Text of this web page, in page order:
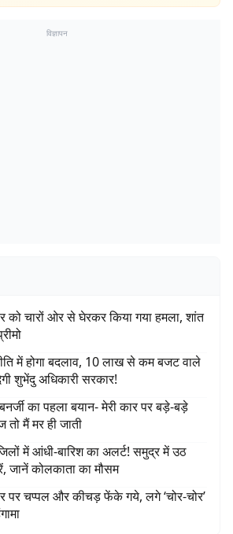
विज्ञापन
को चारों ओर से घेरकर किया गया हमला, शांत
में होगा बदलाव, 10 लाख से कम बजट वाले
शुभेंदु अधिकारी सरकार!
का पहला बयान- मेरी कार पर बड़े-बड़े
मैं मर ही जाती
में आंधी-बारिश का अलर्ट! समुद्र में उठ
जानें कोलकाता का मौसम
पर चप्पल और कीचड़ फेंके गये, लगे ‘चोर-चोर’